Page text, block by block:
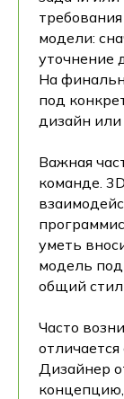
модели:
уточнение
На
под
дизайн или
Важная
команде.
уметь
модель
общий
Часто
Дизайнер